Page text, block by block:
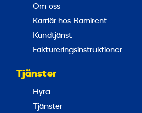
Om oss
Karriär hos Ramirent
Kundtjänst
Faktureringsinstruktioner
Tjänster
Hyra
Tjänster